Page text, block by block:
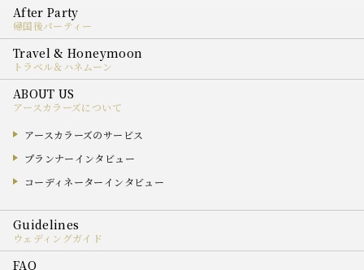
帰国後パーティー
トラベル＆ハネムーン
アースカラーズについて
アースカラーズのサービス
プランナーインタビュー
コーディネーターインタビュー
ウェディングガイド